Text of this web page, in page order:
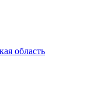
область